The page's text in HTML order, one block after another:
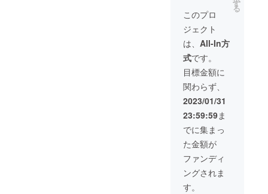
けま
す。
越しく
ださ
い。観
戦日当
メール
の画面
を見せ
て頂
き、チ
ケット
と交換
させて
いただ
きま
す。空
いてい
る座席
合への
えも可
能で
われる
ホーム
ゲーム
すべて
が対象
です。
メール
返信時
に希望
した試
合にお
越しく
ださ
い。観
戦日当
日に
メール
の画面
定次第
（８月
頃を見
込んで
おりま
す。）
メール
にて代
表の方
に連絡
いたし
ます。
チケッ
トはま
とめて
発送さ
せてい
ただく
す
る
このプロ
ジェクト
は、 All-In方
式です。
目標金額に
関わらず、
2023/01/31
23:59:59ま
でに集まっ
た金額が
ファンディ
ングされま
す。